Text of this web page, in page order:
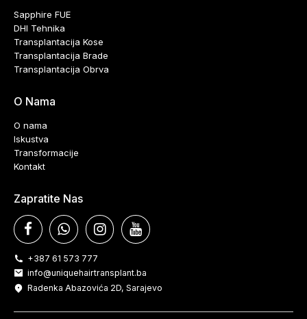
Sapphire FUE
DHI Tehnika
Transplantacija Kose
Transplantacija Brade
Transplantacija Obrva
O Nama
O nama
Iskustva
Transformacije
Kontakt
Zapratite Nas
+387 61 573 777
info@uniquehairtransplant.ba
Radenka Abazovića 2D, Sarajevo